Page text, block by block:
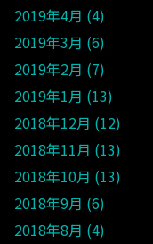
2019年4月 4
2019年3月 6
2019年2月 7
2019年1月 13
2018年12月 12
2018年11月 13
2018年10月 13
2018年9月 6
2018年8月 4